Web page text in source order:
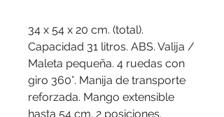
34 x 54 x 20 cm. (total).
Capacidad 31 litros. ABS. Valija /
Maleta pequeña. 4 ruedas con
giro 360°. Manija de transporte
reforzada. Mango extensible
hasta 54 cm. 2 posiciones.